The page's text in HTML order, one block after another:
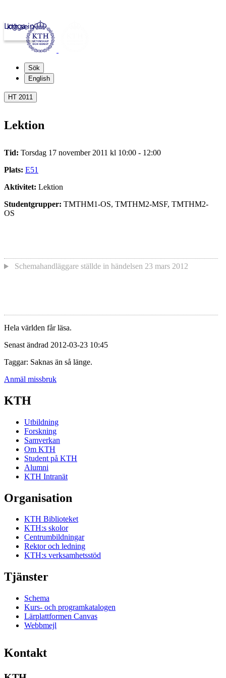
kth.se
Logga in
Sök
English
HT 2011
Lektion
Tid: Torsdag 17 november 2011 kl 10:00 - 12:00
Plats: E51
Aktivitet: Lektion
Studentgrupper: TMTHM1-OS, TMTHM2-MSF, TMTHM2-
OS
Schemahandläggare ställde in händelsen 23 mars 2012
Hela världen får läsa.
Senast ändrad 2012-03-23 10:45
Taggar: Saknas än så länge.
Anmäl missbruk
KTH
Utbildning
Forskning
Samverkan
Om KTH
Student på KTH
Alumni
KTH Intranät
Organisation
KTH Biblioteket
KTH:s skolor
Centrumbildningar
Rektor och ledning
KTH:s verksamhetsstöd
Tjänster
Schema
Kurs- och programkatalogen
Lärplattformen Canvas
Webbmejl
Kontakt